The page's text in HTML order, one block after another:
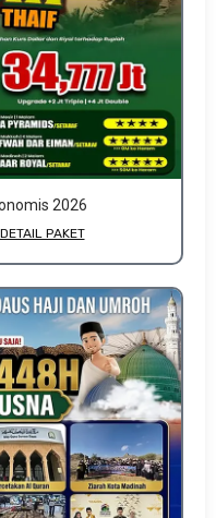
2026
PAKET